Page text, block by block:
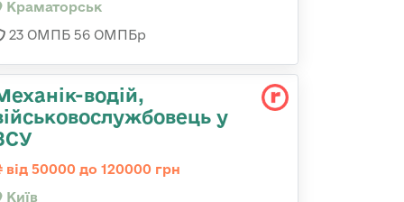
Краматорськ
23 ОМПБ 56 ОМПБр
водій,
у
від 50000 до 120000 грн
Київ